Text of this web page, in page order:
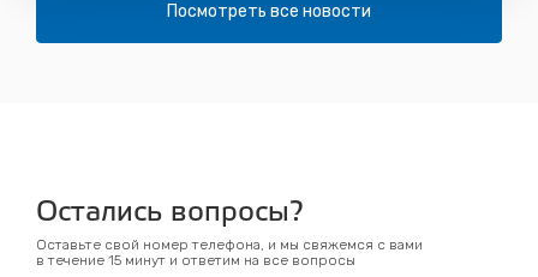
Посмотреть все новости
Остались вопросы?
Оставьте свой номер телефона, и мы свяжемся с вами
в течение 15 минут и ответим на все вопросы